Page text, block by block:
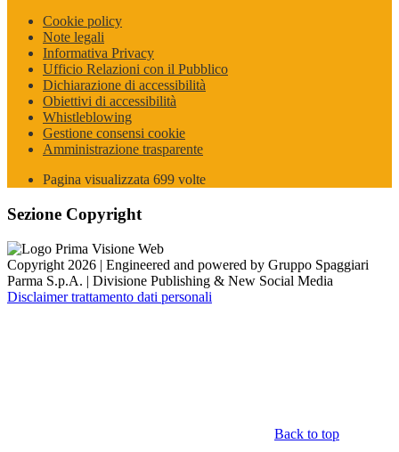
Cookie policy
Note legali
Informativa Privacy
Ufficio Relazioni con il Pubblico
Dichiarazione di accessibilità
Obiettivi di accessibilità
Whistleblowing
Gestione consensi cookie
Amministrazione trasparente
Pagina visualizzata 699 volte
Sezione Copyright
Copyright 2026 | Engineered and powered by Gruppo Spaggiari
Parma S.p.A. | Divisione Publishing & New Social Media
Disclaimer trattamento dati personali
Back to top